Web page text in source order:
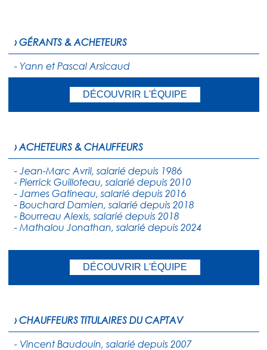
› GÉRANTS & ACHETEURS
- Yann et Pascal Arsicaud
DÉCOUVRIR L'ÉQUIPE
› ACHETEURS & CHAUFFEURS
- Jean-Marc Avril, salarié depuis 1986
- Pierrick Guilloteau, salarié depuis 2010
- James Gatineau, salarié depuis 2016
- Bouchard Damien, salarié depuis 2018
- Bourreau Alexis, salarié depuis 2018
- Mathalou Jonathan, salarié depuis 2024
DÉCOUVRIR L'ÉQUIPE
› CHAUFFEURS TITULAIRES DU CAPTAV
- Vincent Baudouin, salarié depuis 2007